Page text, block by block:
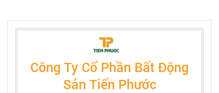
Trang chủ
Công Ty Cổ Phần Bất Động
Sản Tiến Phước